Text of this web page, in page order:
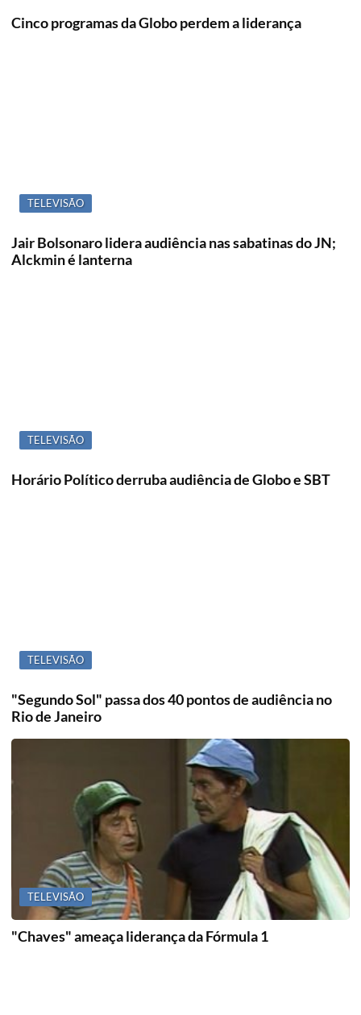
Cinco programas da Globo perdem a liderança
TELEVISÃO
Jair Bolsonaro lidera audiência nas sabatinas do JN;
Alckmin é lanterna
TELEVISÃO
Horário Político derruba audiência de Globo e SBT
TELEVISÃO
"Segundo Sol" passa dos 40 pontos de audiência no
Rio de Janeiro
TELEVISÃO
"Chaves" ameaça liderança da Fórmula 1